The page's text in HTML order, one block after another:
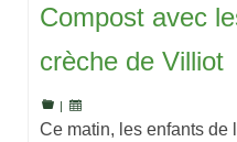
Compost avec
crèche de Villiot
Ce matin, les enfants de